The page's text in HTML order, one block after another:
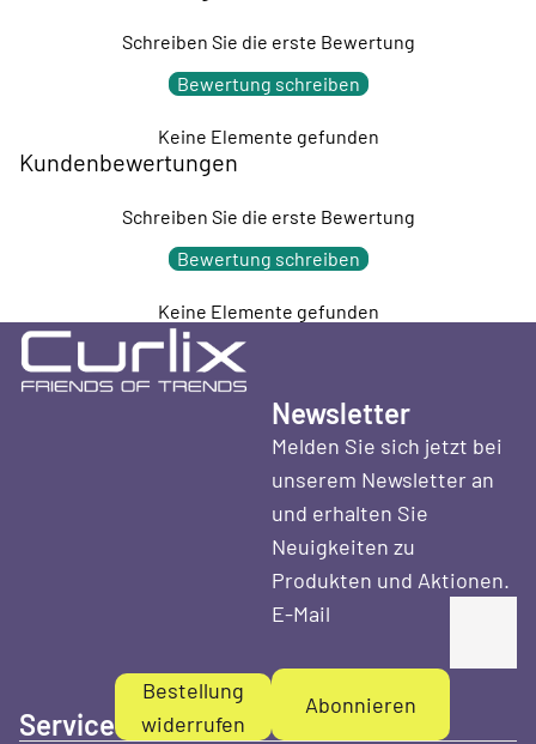
Schreiben Sie die erste Bewertung
Bewertung schreiben
Keine Elemente gefunden
Kundenbewertungen
Schreiben Sie die erste Bewertung
Bewertung schreiben
Keine Elemente gefunden
Service
Bestellung
widerrufen
Newsletter
Melden Sie sich jetzt bei
unserem Newsletter an
und erhalten Sie
Neuigkeiten zu
Produkten und Aktionen.
E-Mail
Abonnieren